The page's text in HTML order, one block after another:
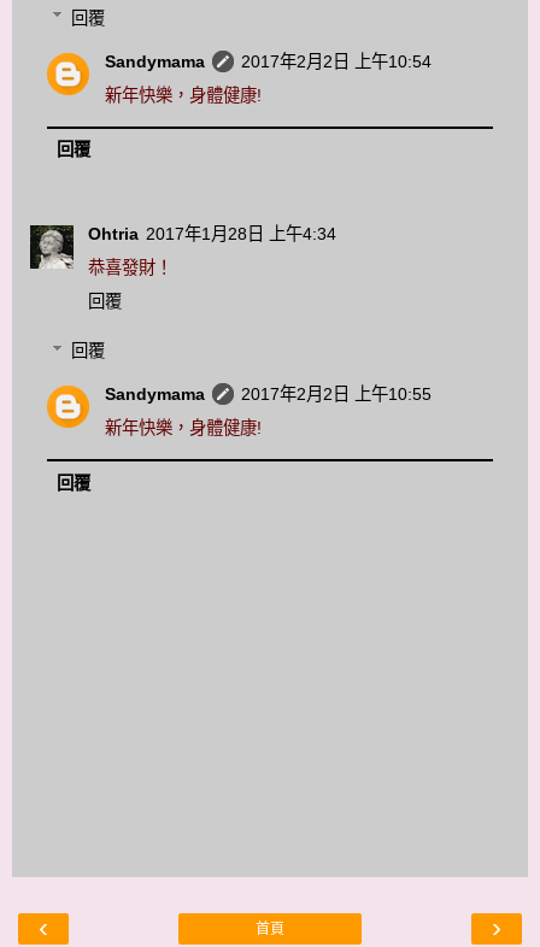
回覆
Sandymama
2017年2月2日 上午10:54
新年快樂，身體健康!
回覆
Ohtria 2017年1月28日 上午4:34
恭喜發財！
回覆
回覆
Sandymama
2017年2月2日 上午10:55
新年快樂，身體健康!
回覆
‹ ›
首頁